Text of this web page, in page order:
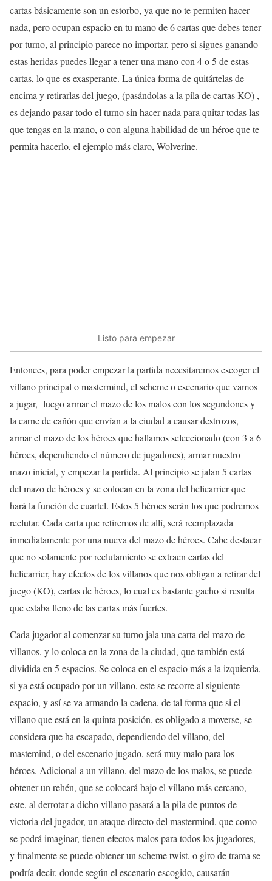
cartas básicamente son un estorbo, ya que no te permiten hacer
nada, pero ocupan espacio en tu mano de 6 cartas que debes tener
por turno, al principio parece no importar, pero si sigues ganando
estas heridas puedes llegar a tener una mano con 4 o 5 de estas
cartas, lo que es exasperante. La única forma de quitártelas de
encima y retirarlas del juego, (pasándolas a la pila de cartas KO) ,
es dejando pasar todo el turno sin hacer nada para quitar todas las
que tengas en la mano, o con alguna habilidad de un héroe que te
permita hacerlo, el ejemplo más claro, Wolverine.
Listo para empezar
Entonces, para poder empezar la partida necesitaremos escoger el
villano principal o mastermind, el scheme o escenario que vamos
a jugar, luego armar el mazo de los malos con los segundones y
la carne de cañón que envían a la ciudad a causar destrozos,
armar el mazo de los héroes que hallamos seleccionado (con 3 a 6
héroes, dependiendo el número de jugadores), armar nuestro
mazo inicial, y empezar la partida. Al principio se jalan 5 cartas
del mazo de héroes y se colocan en la zona del helicarrier que
hará la función de cuartel. Estos 5 héroes serán los que podremos
reclutar. Cada carta que retiremos de allí, será reemplazada
inmediatamente por una nueva del mazo de héroes. Cabe destacar
que no solamente por reclutamiento se extraen cartas del
helicarrier, hay efectos de los villanos que nos obligan a retirar del
juego (KO), cartas de héroes, lo cual es bastante gacho si resulta
que estaba lleno de las cartas más fuertes.
Cada jugador al comenzar su turno jala una carta del mazo de
villanos, y lo coloca en la zona de la ciudad, que también está
dividida en 5 espacios. Se coloca en el espacio más a la izquierda,
si ya está ocupado por un villano, este se recorre al siguiente
espacio, y así se va armando la cadena, de tal forma que si el
villano que está en la quinta posición, es obligado a moverse, se
considera que ha escapado, dependiendo del villano, del
mastemind, o del escenario jugado, será muy malo para los
héroes. Adicional a un villano, del mazo de los malos, se puede
obtener un rehén, que se colocará bajo el villano más cercano,
este, al derrotar a dicho villano pasará a la pila de puntos de
victoria del jugador, un ataque directo del mastermind, que como
se podrá imaginar, tienen efectos malos para todos los jugadores,
y finalmente se puede obtener un scheme twist, o giro de trama se
podría decir, donde según el escenario escogido, causarán